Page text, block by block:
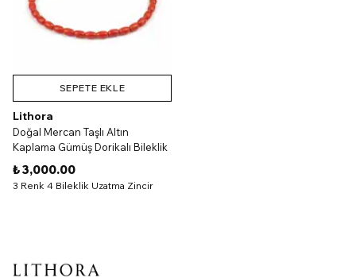
SEPETE EKLE
Lithora
Doğal Mercan Taşlı Altın
Kaplama Gümüş Dorikalı Bileklik
₺ 3,000.00
3 Renk 4 Bileklik Uzatma Zincir